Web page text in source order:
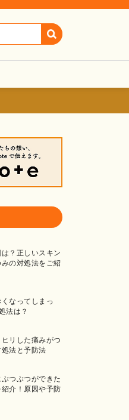
？正しいスキン
の対処法をご紹
なってしまっ
法は？
リした痛みがつ
法と予防法
つぶつができた
介！原因や予防